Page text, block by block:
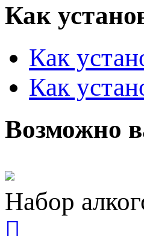
Как
Как
Как
Возможно
Набор